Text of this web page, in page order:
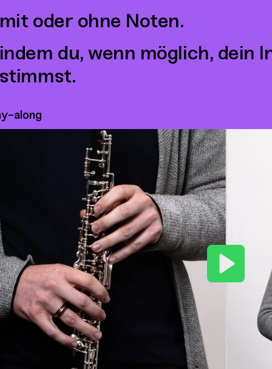
oder ohne Noten.
du, wenn möglich, dein
along
Play